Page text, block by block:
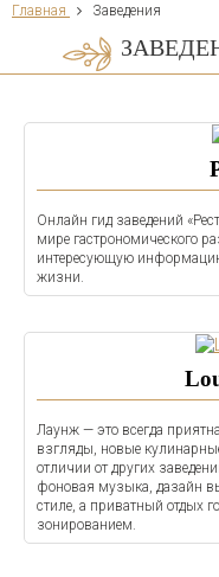
Главная Заведения
Онлайн гид заведений
мире гастрономического
интересующую информацию
жизни.
Лаунж — это всегда
взгляды, новые
отличии от других
фоновая музыка, дазайн
стиле, а приватный отдых
зонированием.